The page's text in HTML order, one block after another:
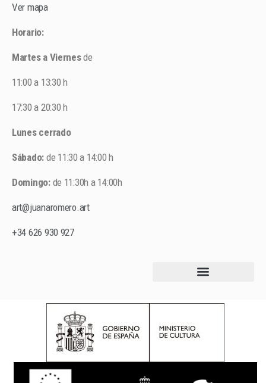
Ver mapa
Horario:
Martes a Viernesde
11:00 a 13:30 h
17:30 a 20:30 h
Lunes cerrado
Sábado: de 11:30 a 14:00 h
Domingo:de 11:30h a 14:00h
art@juanaromero.art
+34 626 930 927